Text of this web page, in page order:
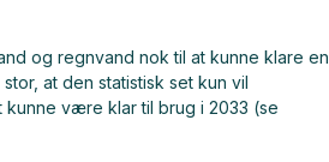
og regnvand nok til at kunne klare en
at den statistisk set kun vil
kunne være klar til brug i 2033 (se